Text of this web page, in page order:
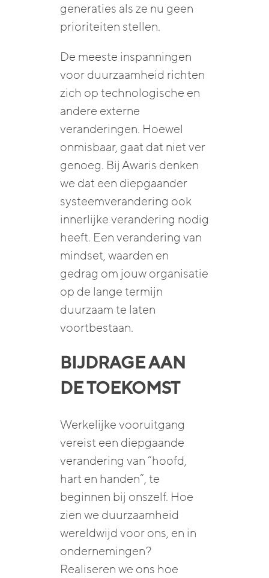
generaties als ze nu geen
prioriteiten stellen.
De meeste inspanningen
voor duurzaamheid richten
zich op technologische en
andere externe
veranderingen. Hoewel
onmisbaar, gaat dat niet ver
genoeg. Bij Awaris denken
we dat een diepgaander
systeemverandering ook
innerlijke verandering nodig
heeft. Een verandering van
mindset, waarden en
gedrag om jouw organisatie
op de lange termijn
duurzaam te laten
voortbestaan.
BIJDRAGE AAN
DE TOEKOMST
Werkelijke vooruitgang
vereist een diepgaande
verandering van “hoofd,
hart en handen”, te
beginnen bij onszelf. Hoe
zien we duurzaamheid
wereldwijd voor ons, en in
ondernemingen?
Realiseren we ons hoe